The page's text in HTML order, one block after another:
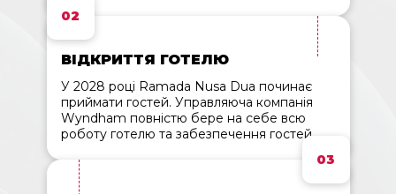
02
ВІДКРИТТЯ ГОТЕЛЮ
У 2028 році Ramada Nusa Dua починає
приймати гостей. Управляюча компанія
Wyndham повністю бере на себе всю
роботу готелю та забезпечення гостей
03